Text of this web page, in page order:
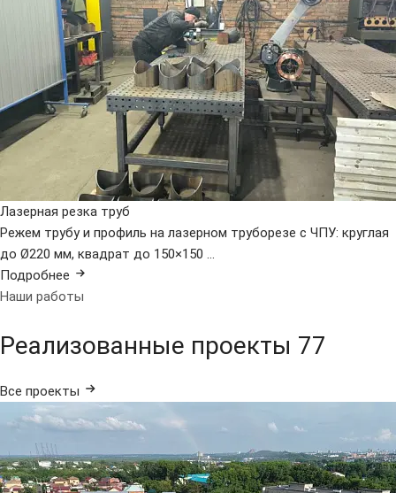
Лазерная резка труб
Режем трубу и профиль на лазерном труборезе с ЧПУ: круглая
до Ø220 мм, квадрат до 150×150 ...
Подробнее
Наши работы
Реализованные проекты 77
Все проекты